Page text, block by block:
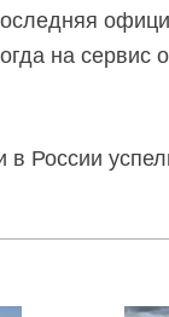
на сервис
России